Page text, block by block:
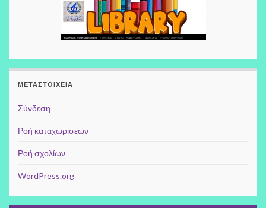
ΜΕΤΑΣΤΟΙΧΕΊΑ
Σύνδεση
Ροή καταχωρίσεων
Ροή σχολίων
WordPress.org